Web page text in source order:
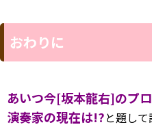
おわりに
あいつ今[坂本龍右]のプ
演奏家の現在は!?と題して